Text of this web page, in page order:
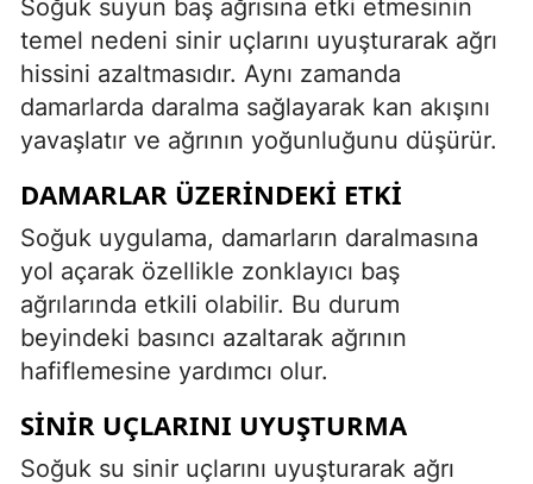
Soğuk suyun baş ağrısına etki etmesinin
temel nedeni sinir uçlarını uyuşturarak ağrı
hissini azaltmasıdır. Aynı zamanda
damarlarda daralma sağlayarak kan akışını
yavaşlatır ve ağrının yoğunluğunu düşürür.
DAMARLAR ÜZERINDEKI ETKI
Soğuk uygulama, damarların daralmasına
yol açarak özellikle zonklayıcı baş
ağrılarında etkili olabilir. Bu durum
beyindeki basıncı azaltarak ağrının
hafiflemesine yardımcı olur.
SINIR UÇLARINI UYUŞTURMA
Soğuk su sinir uçlarını uyuşturarak ağrı